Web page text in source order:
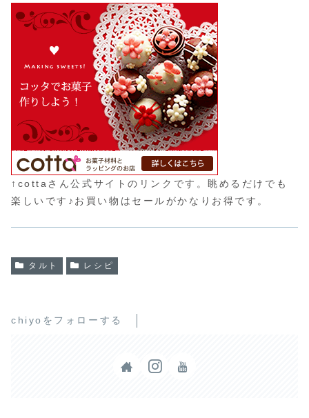
↑cottaさん公式サイトのリンクです。眺めるだけでも
楽しいです♪お買い物はセールがかなりお得です。
タルト レシピ
chiyoをフォローする